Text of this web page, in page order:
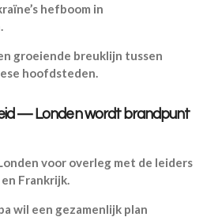
hefboom in
groeiende breuklijn tussen
hoofdsteden.
— Londen wordt brandpunt
voor overleg met de leiders
Frankrijk.
wil een gezamenlijk plan